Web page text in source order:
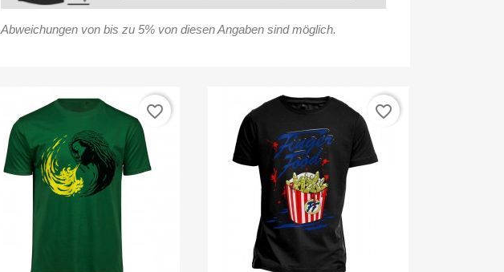
Abweichungen von bis zu 5% von diesen Angaben sind möglich.
favorite_border favorite_border